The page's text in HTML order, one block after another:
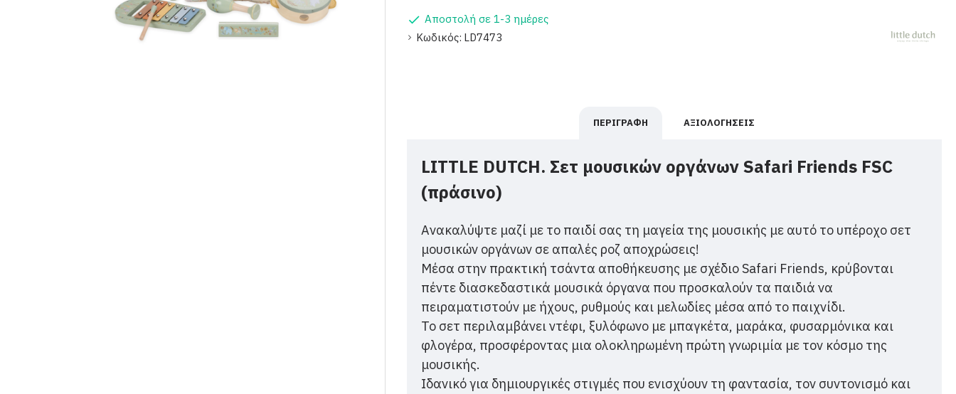
Αποστολή σε 1-3 ημέρες
Κωδικός: LD7473
ΠΕΡΙΓΡΑΦΉ ΑΞΙΟΛΟΓΉΣΕΙΣ
LITTLE DUTCH. Σετ μουσικών οργάνων Safari Friends FSC
(πράσινο)
Ανακαλύψτε μαζί με το παιδί σας τη μαγεία της μουσικής με αυτό το υπέροχο σετ
μουσικών οργάνων σε απαλές ροζ αποχρώσεις!
Μέσα στην πρακτική τσάντα αποθήκευσης με σχέδιο Safari Friends, κρύβονται
πέντε διασκεδαστικά μουσικά όργανα που προσκαλούν τα παιδιά να
πειραματιστούν με ήχους, ρυθμούς και μελωδίες μέσα από το παιχνίδι.
Το σετ περιλαμβάνει ντέφι, ξυλόφωνο με μπαγκέτα, μαράκα, φυσαρμόνικα και
φλογέρα, προσφέροντας μια ολοκληρωμένη πρώτη γνωριμία με τον κόσμο της
μουσικής.
Ιδανικό για δημιουργικές στιγμές που ενισχύουν τη φαντασία, τον συντονισμό και